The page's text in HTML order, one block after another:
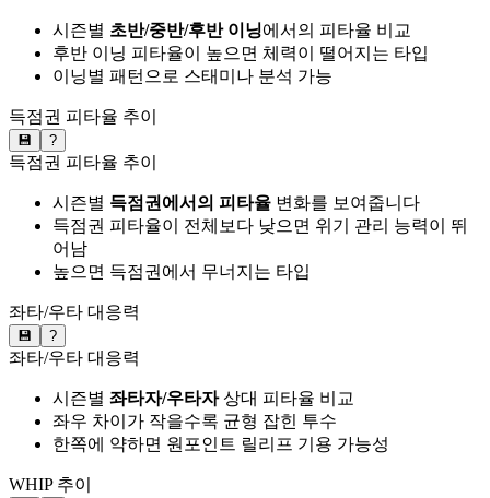
시즌별 초반/중반/후반 이닝에서의 피타율 비교
후반 이닝 피타율이 높으면 체력이 떨어지는 타입
이닝별 패턴으로 스태미나 분석 가능
득점권 피타율 추이
💾 ?
득점권 피타율 추이
시즌별 득점권에서의 피타율 변화를 보여줍니다
득점권 피타율이 전체보다 낮으면 위기 관리 능력이 뛰
어남
높으면 득점권에서 무너지는 타입
좌타/우타 대응력
💾 ?
좌타/우타 대응력
시즌별 좌타자/우타자상대 피타율 비교
좌우 차이가 작을수록 균형 잡힌 투수
한쪽에 약하면 원포인트 릴리프 기용 가능성
WHIP 추이